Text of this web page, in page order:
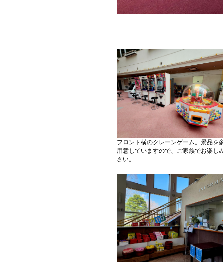
フロント横のクレーンゲーム。景品を
用意していますので、ご家族でお楽し
さい。